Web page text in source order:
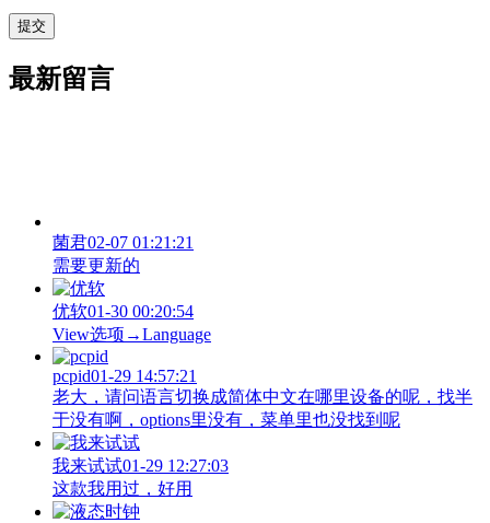
最新留言
菌君02-07 01:21:21
需要更新的
优软01-30 00:20:54
View‌选项→Language
pcpid01-29 14:57:21
老大，请问语言切换成简体中文在哪里设备的呢，找半
于没有啊，options里没有，菜单里也没找到呢
我来试试01-29 12:27:03
这款我用过，好用